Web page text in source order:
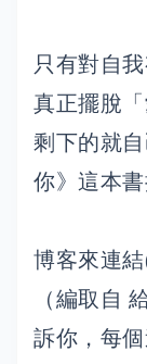
只有對自
真正擺脫「
剩下的就
你》這本書
博客來連
（編取自
訴你，每